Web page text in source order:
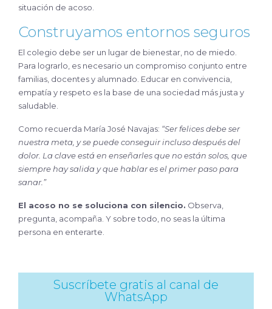
situación de acoso.
Construyamos entornos seguros
El colegio debe ser un lugar de bienestar, no de miedo.
Para lograrlo, es necesario un compromiso conjunto entre
familias, docentes y alumnado. Educar en convivencia,
empatía y respeto es la base de una sociedad más justa y
saludable.
Como recuerda María José Navajas: “Ser felices debe ser
nuestra meta, y se puede conseguir incluso después del
dolor. La clave está en enseñarles que no están solos, que
siempre hay salida y que hablar es el primer paso para
sanar.”
El acoso no se soluciona con silencio. Observa,
pregunta, acompaña. Y sobre todo, no seas la última
persona en enterarte.
Suscríbete gratis al canal de
WhatsApp